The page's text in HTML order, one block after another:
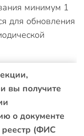
минимум 1
для обновления
вы получите
о документе
реестр (ФИС